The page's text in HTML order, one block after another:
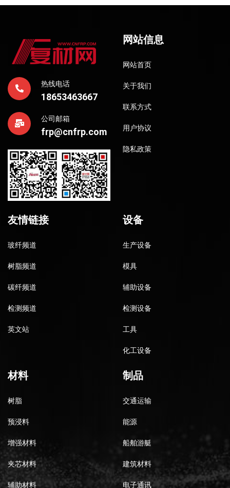
热线电话
18653463667
公司邮箱
frp@cnfrp.com
网站信息
网站首页
关于我们
联系方式
用户协议
隐私政策
友情链接
玻纤频道
树脂频道
碳纤频道
检测频道
英文站
设备
生产设备
模具
辅助设备
检测设备
工具
化工设备
材料
树脂
预浸料
增强材料
夹芯材料
辅助材料
制品
交通运输
能源
船舶游艇
建筑材料
电子通讯